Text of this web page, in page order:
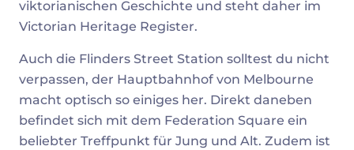
viktorianischen Geschichte und steht daher im
Victorian Heritage Register.
Auch die Flinders Street Station solltest du nicht
verpassen, der Hauptbahnhof von Melbourne
macht optisch so einiges her. Direkt daneben
befindet sich mit dem Federation Square ein
beliebter Treffpunkt für Jung und Alt. Zudem ist